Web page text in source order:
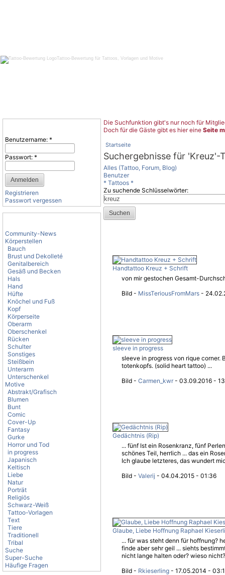
Tattoo-Bewertung für Tattoos, Vorlagen und Motive
Benutzername: *
Passwort: *
Registrieren
Passwort vergessen
Community-News
Körperstellen
Bauch
Brust und Dekolleté
Genitalbereich
Gesäß und Becken
Hals
Hand
Hüfte
Knöchel und Fuß
Kopf
Körperseite
Oberarm
Oberschenkel
Rücken
Schulter
Sonstiges
Steißbein
Unterarm
Unterschenkel
Motive
Abstrakt/Grafisch
Blumen
Bunt
Comic
Cover-Up
Fantasy
Gurke
Horror und Tod
in progress
Japanisch
Keltisch
Liebe
Natur
Porträt
Religiös
Schwarz-Weiß
Tattoo-Vorlagen
Text
Tiere
Traditionell
Tribal
Suche
Super-Suche
Häufige Fragen
Die Suchfunktion gibt's nur noch für
Doch für die Gäste gibt es hier eine Seite
Startseite
Suchergebnisse für 'Kreuz'-
Alles (Tattoo, Forum, Blog)
Benutzer
* Tattoos *
Zu suchende Schlüsselwörter:
Handtattoo Kreuz + Schrift
von mir gestochen Gesamt-
Bild - MissTeriousFromMars -
sleeve in progress
sleeve in progress von rique corner.
totenkopfs. (solid heart tattoo) ...
Bild - Carmen_kwr - 03.09.2016 -
Gedächtnis (Rip)
... fünf Ist ein Rosenkranz, fünf
schönes Teil, herrlich ... das ein
Ich glaube letzteres, das wundert
Bild - Valerij - 04.04.2015 - 01:36
Glaube, Liebe Hoffnung Raphael
... für was steht denn für hoffnung?
finde aber sehr geil ... siehts
nicht lange halten oder? wieso
Bild - Rkieserling - 17.05.2014 -